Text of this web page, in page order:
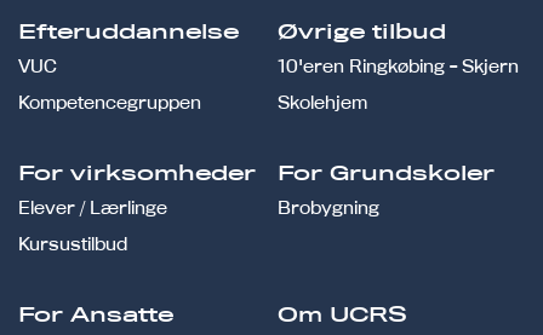
Efteruddannelse
VUC
Kompetencegruppen
Øvrige tilbud
10'eren Ringkøbing - Skjern
Skolehjem
For virksomheder
Elever / Lærlinge
Kursustilbud
For Grundskoler
Brobygning
For Ansatte
Om UCRS